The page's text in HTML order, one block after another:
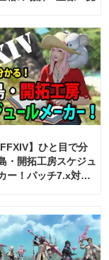
FFXIV】ひと目で分
・開拓工房スケジュ
ー！パッチ7.x対応